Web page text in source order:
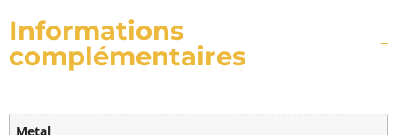
Informations
complémentaires
Metal